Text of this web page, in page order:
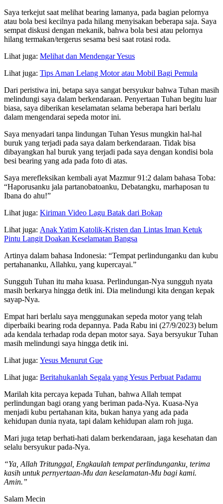
Saya terkejut saat melihat bearing lamanya, pada bagian pelornya
atau bola besi kecilnya pada hilang menyisakan beberapa saja. Saya
sempat diskusi dengan mekanik, bahwa bola besi atau pelornya
hilang termakan/tergerus sesama besi saat rotasi roda.
Lihat juga: Melihat dan Mendengar Yesus
Lihat juga: Tips Aman Lelang Motor atau Mobil Bagi Pemula
Dari peristiwa ini, betapa saya sangat bersyukur bahwa Tuhan masih
melindungi saya dalam berkendaraan. Penyertaan Tuhan begitu luar
biasa, saya diberikan keselamatan selama beberapa hari berlalu
dalam mengendarai sepeda motor ini.
Saya menyadari tanpa lindungan Tuhan Yesus mungkin hal-hal
buruk yang terjadi pada saya dalam berkendaraan. Tidak bisa
dibayangkan hal buruk yang terjadi pada saya dengan kondisi bola
besi bearing yang ada pada foto di atas.
Saya merefleksikan kembali ayat Mazmur 91:2 dalam bahasa Toba:
“Haporusanku jala partanobatoanku, Debatangku, marhaposan tu
Ibana do ahu!”
Lihat juga: Kiriman Video Lagu Batak dari Bokap
Lihat juga: Anak Yatim Katolik-Kristen dan Lintas Iman Ketuk
Pintu Langit Doakan Keselamatan Bangsa
Artinya dalam bahasa Indonesia: “Tempat perlindunganku dan kubu
pertahananku, Allahku, yang kupercayai.”
Sungguh Tuhan itu maha kuasa. Perlindungan-Nya sungguh nyata
masih berkarya hingga detik ini. Dia melindungi kita dengan kepak
sayap-Nya.
Empat hari berlalu saya menggunakan sepeda motor yang telah
diperbaiki bearing roda depannya. Pada Rabu ini (27/9/2023) belum
ada kendala terhadap roda depan motor saya. Saya bersyukur Tuhan
masih melindungi saya hingga detik ini.
Lihat juga: Yesus Menurut Gue
Lihat juga: Beritahukanlah Segala yang Yesus Perbuat Padamu
Marilah kita percaya kepada Tuhan, bahwa Allah tempat
perlindungan bagi orang yang beriman pada-Nya. Kuasa-Nya
menjadi kubu pertahanan kita, bukan hanya yang ada pada
kehidupan dunia nyata, tapi dalam kehidupan alam roh juga.
Mari juga tetap berhati-hati dalam berkendaraan, jaga kesehatan dan
selalu bersyukur pada-Nya.
“Ya, Allah Tritunggal, Engkaulah tempat perlindunganku, terima
kasih untuk pernyertaan-Mu dan keselamatan-Mu bagi kami.
Amin.”
Salam Mecin